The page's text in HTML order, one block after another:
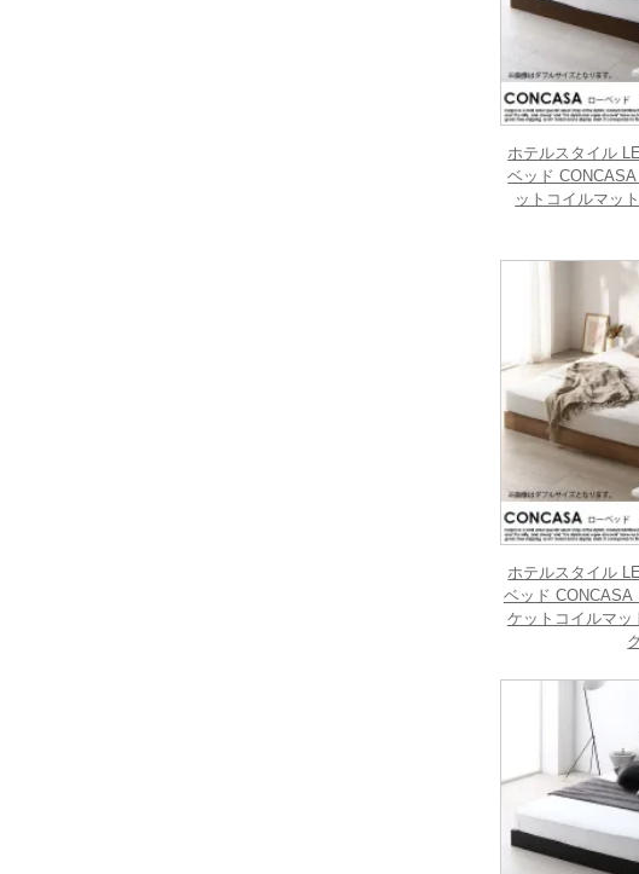
ホテルスタイル
ベッド
ットコイルマッ
ホテルスタイル
ベッド CONCASA
ケットコイルマッ